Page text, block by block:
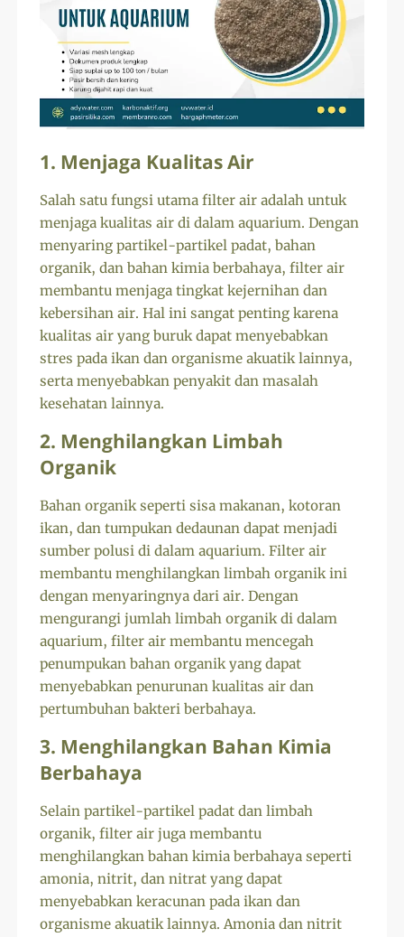
1. Menjaga Kualitas Air
Salah satu fungsi utama filter air adalah untuk
menjaga kualitas air di dalam aquarium. Dengan
menyaring partikel-partikel padat, bahan
organik, dan bahan kimia berbahaya, filter air
membantu menjaga tingkat kejernihan dan
kebersihan air. Hal ini sangat penting karena
kualitas air yang buruk dapat menyebabkan
stres pada ikan dan organisme akuatik lainnya,
serta menyebabkan penyakit dan masalah
kesehatan lainnya.
2. Menghilangkan Limbah
Organik
Bahan organik seperti sisa makanan, kotoran
ikan, dan tumpukan dedaunan dapat menjadi
sumber polusi di dalam aquarium. Filter air
membantu menghilangkan limbah organik ini
dengan menyaringnya dari air. Dengan
mengurangi jumlah limbah organik di dalam
aquarium, filter air membantu mencegah
penumpukan bahan organik yang dapat
menyebabkan penurunan kualitas air dan
pertumbuhan bakteri berbahaya.
3. Menghilangkan Bahan Kimia
Berbahaya
Selain partikel-partikel padat dan limbah
organik, filter air juga membantu
menghilangkan bahan kimia berbahaya seperti
amonia, nitrit, dan nitrat yang dapat
menyebabkan keracunan pada ikan dan
organisme akuatik lainnya. Amonia dan nitrit